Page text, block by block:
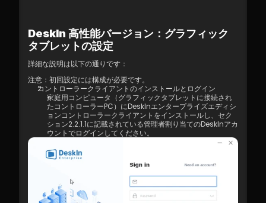
なく、権限を昇格できない場合のSOS
4.12 ショートカットキー設定
4.13. 音声通話
4.14. 配布
5.2 プロキシインターネット構成
5.3 企業ネットワークポリシーチェック – イ
ンターネット行動管理
6.1 アクセス許可の割り当て管理
7.1 4K動画体験を最適化するためのポイント
8.1 DeskIn Enterprise v2.0.0 の新機能
DeskIn 高性能バージョン：グラフィック
タブレットの設定
詳細な説明は以下の通りです：
注意：初回設定には構成が必要です。
コントローラークライアントのインストールとログイン
家庭用コンピュータ（グラフィックタブレットに接続され
たコントローラーPC）にDeskInエンタープライズエディシ
ョンコントローラークライアントをインストールし、セク
ション2.2.1.1に記載されている管理者割り当てのDeskInアカ
ウントでログインしてください。